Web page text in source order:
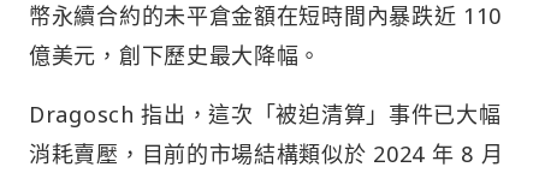
幣永續合約的未平倉金額在短時間內暴跌近 110
億美元，創下歷史最大降幅。
Dragosch 指出，這次「被迫清算」事件已大幅
消耗賣壓，目前的市場結構類似於 2024 年 8 月